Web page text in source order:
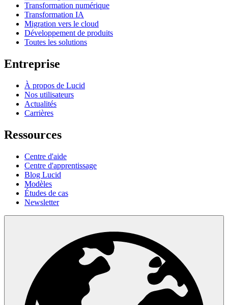
Transformation numérique
Transformation IA
Migration vers le cloud
Développement de produits
Toutes les solutions
Entreprise
À propos de Lucid
Nos utilisateurs
Actualités
Carrières
Ressources
Centre d'aide
Centre d'apprentissage
Blog Lucid
Modèles
Études de cas
Newsletter